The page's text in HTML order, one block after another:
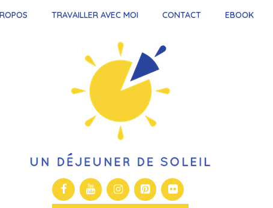
TRAVAILLER AVEC MOI CONTACT EBOOK